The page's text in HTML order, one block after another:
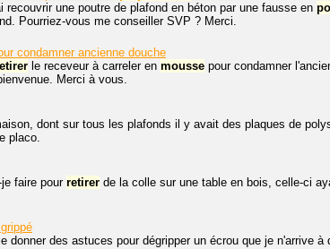
recouvrir une poutre de plafond en béton par une fausse en
Pourriez-vous me conseiller SVP ? Merci.
condamner ancienne douche
le receveur à carreler en mousse pour condamner
Merci à vous.
dont sur tous les plafonds il y avait des plaques de
placo.
faire pour retirer de la colle sur une table en bois, celle-ci
donner des astuces pour dégripper un écrou que je n'arrive